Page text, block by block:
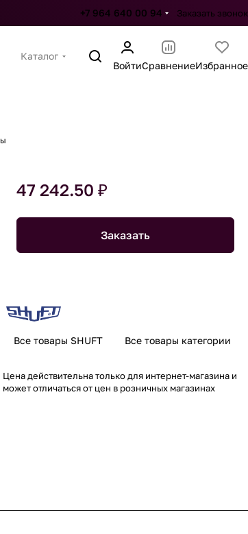
+7 964 640 00 94 Заказать звонок
Каталог
ВойтиСравнениеИзбранное
47 242.50 ₽
Заказать
Все товары SHUFT Все товары категории
Цена действительна только для интернет-магазина и
может отличаться от цен в розничных магазинах